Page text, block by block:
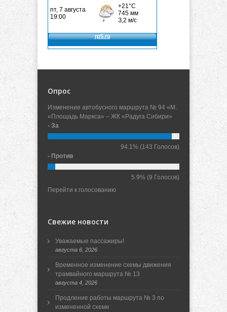
Опрос
Изменение автобусного маршрута № 94 «М.
«Площадь Маркса» – ЖК «Радуга Сибири»
- За
94.1% (143 Голосов)
- Против
5.9% (9 Голосов)
Перейти к голосованию
Свежие новости
Уважаемые пассажиры!
августа 6, 2026
Временное изменение схемы движения
трамвайного маршрута № 13
августа 4, 2026
Продление работы маршрута № 3 по
измененной схеме